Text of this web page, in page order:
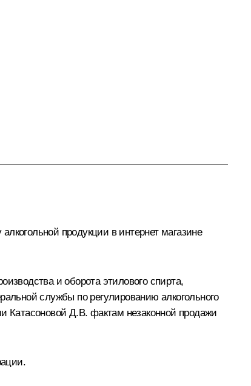
продукции в интернет магазине
и оборота этилового спирта,
службы по регулированию алкогольного
Катасоновой Д.В. фактам незаконной продажи